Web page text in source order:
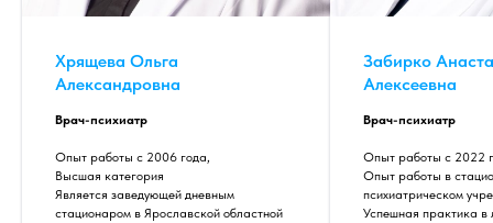
Хрящева Ольга
Александровна
Врач-психиатр
Опыт работы с 2006 года,
Высшая категория
Является заведующей дневным
стационаром в Ярославской областной
Забирко
Алексеевна
Врач-психиатр
Опыт работы с 2022
Опыт работы в
психиатрическом
Успешная практика в